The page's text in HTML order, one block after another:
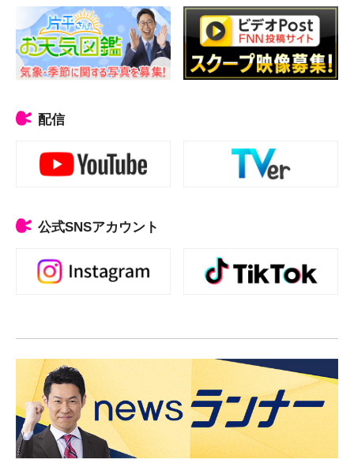
配信
公式SNSアカウント